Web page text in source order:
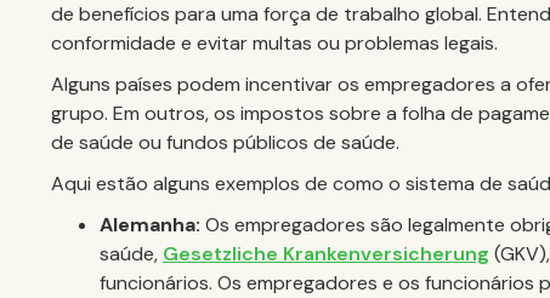
de benefícios para uma força de trabalho global.
conformidade e evitar multas ou problemas legais.
Alguns países podem incentivar os empregadores a
grupo. Em outros, os impostos sobre a folha de
de saúde ou fundos públicos de saúde.
Aqui estão alguns exemplos de como o sistema de
Alemanha: Os empregadores são legalmente
saúde, Gesetzliche Krankenversicherung
funcionários. Os empregadores e os